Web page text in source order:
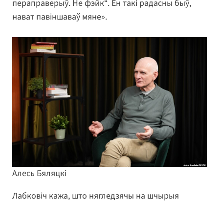
пераправерыў. Не фэйк“. Ён такі радасны быў,
нават павіншаваў мяне».
Алесь Бяляцкі
Лабковіч кажа, што нягледзячы на шчырыя